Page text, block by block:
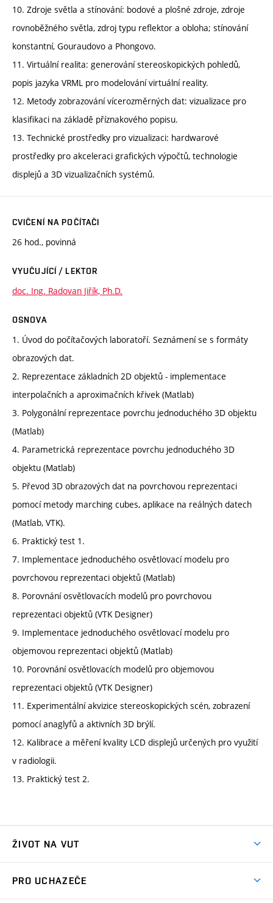
10. Zdroje světla a stínování: bodové a plošné zdroje, zdroje
rovnoběžného světla, zdroj typu reflektor a obloha; stínování
konstantní, Gouraudovo a Phongovo.
11. Virtuální realita: generování stereoskopických pohledů,
popis jazyka VRML pro modelování virtuální reality.
12. Metody zobrazování vícerozměrných dat: vizualizace pro
klasifikaci na základě příznakového popisu.
13. Technické prostředky pro vizualizaci: hardwarové
prostředky pro akceleraci grafických výpočtů, technologie
displejů a 3D vizualizačních systémů.
CVIČENÍ NA POČÍTAČI
26 hod., povinná
VYUČUJÍCÍ / LEKTOR
doc. Ing. Radovan Jiřík, Ph.D.
OSNOVA
1. Úvod do počítačových laboratoří. Seznámení se s formáty
obrazových dat.
2. Reprezentace základních 2D objektů - implementace
interpolačních a aproximačních křivek (Matlab)
3. Polygonální reprezentace povrchu jednoduchého 3D objektu
(Matlab)
4. Parametrická reprezentace povrchu jednoduchého 3D
objektu (Matlab)
5. Převod 3D obrazových dat na povrchovou reprezentaci
pomocí metody marching cubes, aplikace na reálných datech
(Matlab, VTK).
6. Praktický test 1.
7. Implementace jednoduchého osvětlovací modelu pro
povrchovou reprezentaci objektů (Matlab)
8. Porovnání osvětlovacích modelů pro povrchovou
reprezentaci objektů (VTK Designer)
9. Implementace jednoduchého osvětlovací modelu pro
objemovou reprezentaci objektů (Matlab)
10. Porovnání osvětlovacích modelů pro objemovou
reprezentaci objektů (VTK Designer)
11. Experimentální akvizice stereoskopických scén, zobrazení
pomocí anaglyfů a aktivních 3D brýlí.
12. Kalibrace a měření kvality LCD displejů určených pro využití
v radiologii.
13. Praktický test 2.
ŽIVOT NA VUT
PRO UCHAZEČE